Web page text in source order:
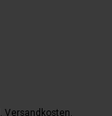
Versandkosten